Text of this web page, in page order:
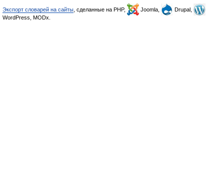
Экспорт словарей на сайты , сделанные на PHP, Joomla,
Drupal,
WordPress, MODx.